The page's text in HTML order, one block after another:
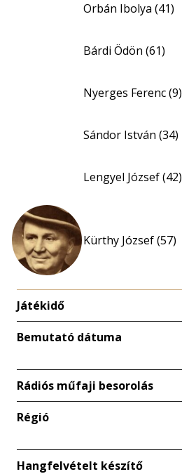
Orbán Ibolya (41)
Bárdi Ödön (61)
Nyerges Ferenc (9)
Sándor István (34)
Lengyel József (42)
Kürthy József (57)
Játékidő
Bemutató dátuma
Rádiós műfaji besorolás
Régió
Hangfelvételt készítő